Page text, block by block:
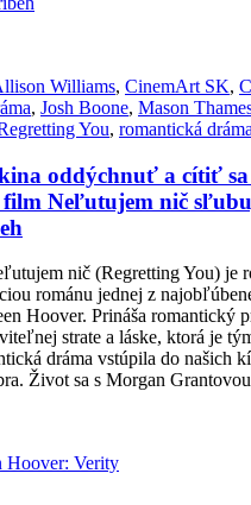
Williams, CinemArt SK,
, Josh Boone, Mason
You, romantická dráma
oddýchnuť a cítiť sa
Neľutujem nič
nič (Regretting You) je
románu jednej z
Hoover. Prináša romantický
strate a láske, ktorá je
dráma vstúpila do našich
Život sa s Morgan